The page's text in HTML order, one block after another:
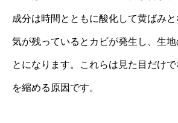
成分は時間とともに酸化して黄ばみ
気が残っているとカビが発生し、生地
とになります。これらは見た目だけ
を縮める原因です。